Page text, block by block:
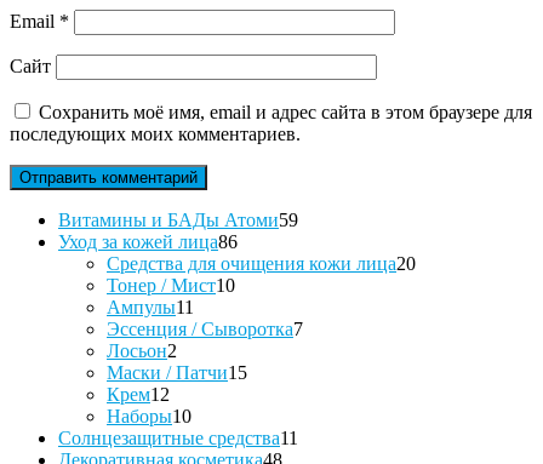
Email *
Сайт
Сохранить моё имя, email и адрес сайта в этом браузере для
последующих моих комментариев.
Витамины и БАДы Атоми5959
Уход за кожей лица8686
товаров
Средства для очищения кожи лица2020
Тонер / Мист1010
Ампулы11
товаров
Эссенция / Сыворотка77
Лосьон2
товара
Маски / Патчи1515
Крем12
товаров
Наборы1010
товаров
Солнцезащитные средства11
48